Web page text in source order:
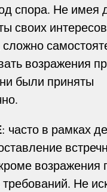
спора. Не имея
своих
сложно
возражения
были приняты
: часто в рамках
возражения
Не